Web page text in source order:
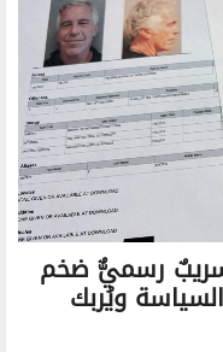
رسميٌّ ضخم
ويُربك